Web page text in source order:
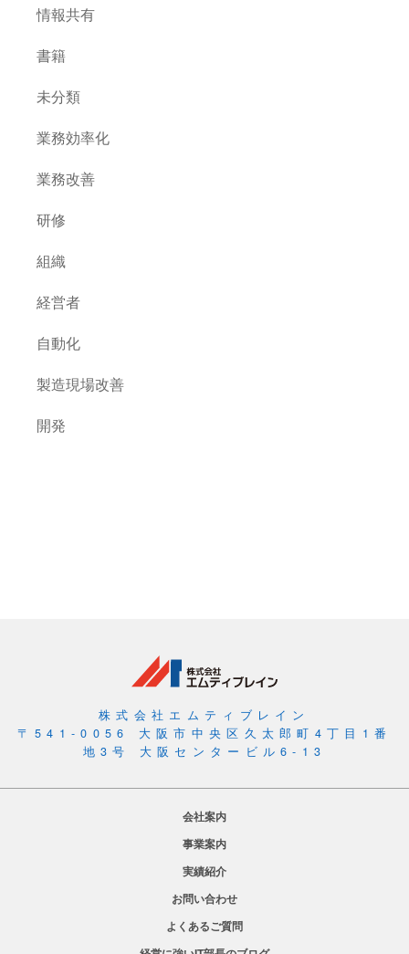
情報共有
書籍
未分類
業務効率化
業務改善
研修
組織
経営者
自動化
製造現場改善
開発
株式会社エムティブレイン
〒541-0056 大阪市中央区久太郎町4丁目1番
地3号 大阪センタービル6-13
会社案内
事業案内
実績紹介
お問い合わせ
よくあるご質問